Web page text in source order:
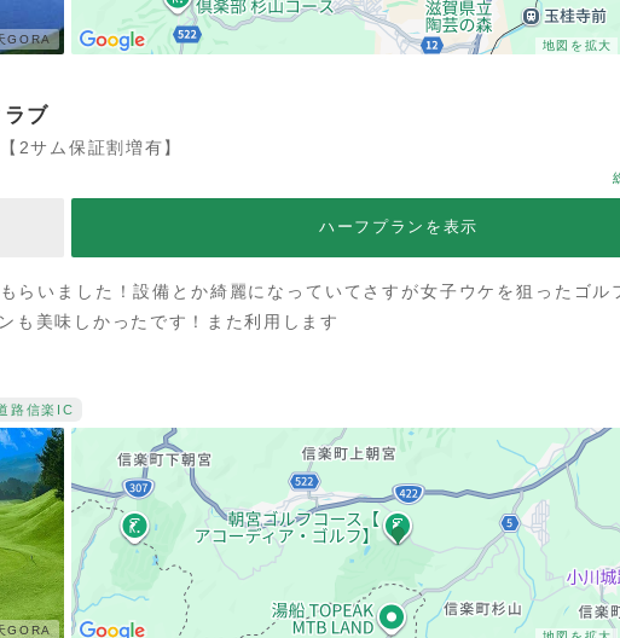
GORA 地図を拡大
ブ
2サム保証割増有】
ハーフプランを表示
らいました！設備とか綺麗になっていてさすが女子ウケを狙ったゴル
も美味しかったです！また利用します
路信楽IC
GORA